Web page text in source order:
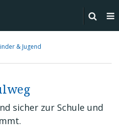
& Jugend
sicher zur Schule und